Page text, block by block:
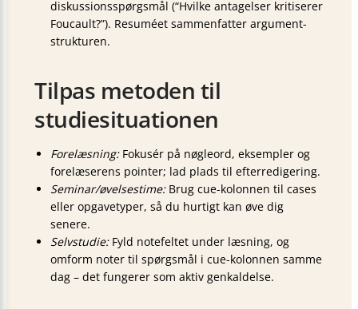
diskussions­spørgsmål (“Hvilke antagelser kritiserer
Foucault?”). Resuméet sammenfatter argument­
strukturen.
Tilpas metoden til
studiesituationen
Forelæsning:Fokusér på nøgleord, eksempler og
forelæserens pointer; lad plads til efter­redigering.
Seminar/øvelsestime:Brug cue-kolonnen til cases
eller opgave­typer, så du hurtigt kan øve dig
senere.
Selvstudie:Fyld notefeltet under læsning, og
omform noter til spørgsmål i cue-kolonnen samme
dag – det fungerer som aktiv genkaldelse.